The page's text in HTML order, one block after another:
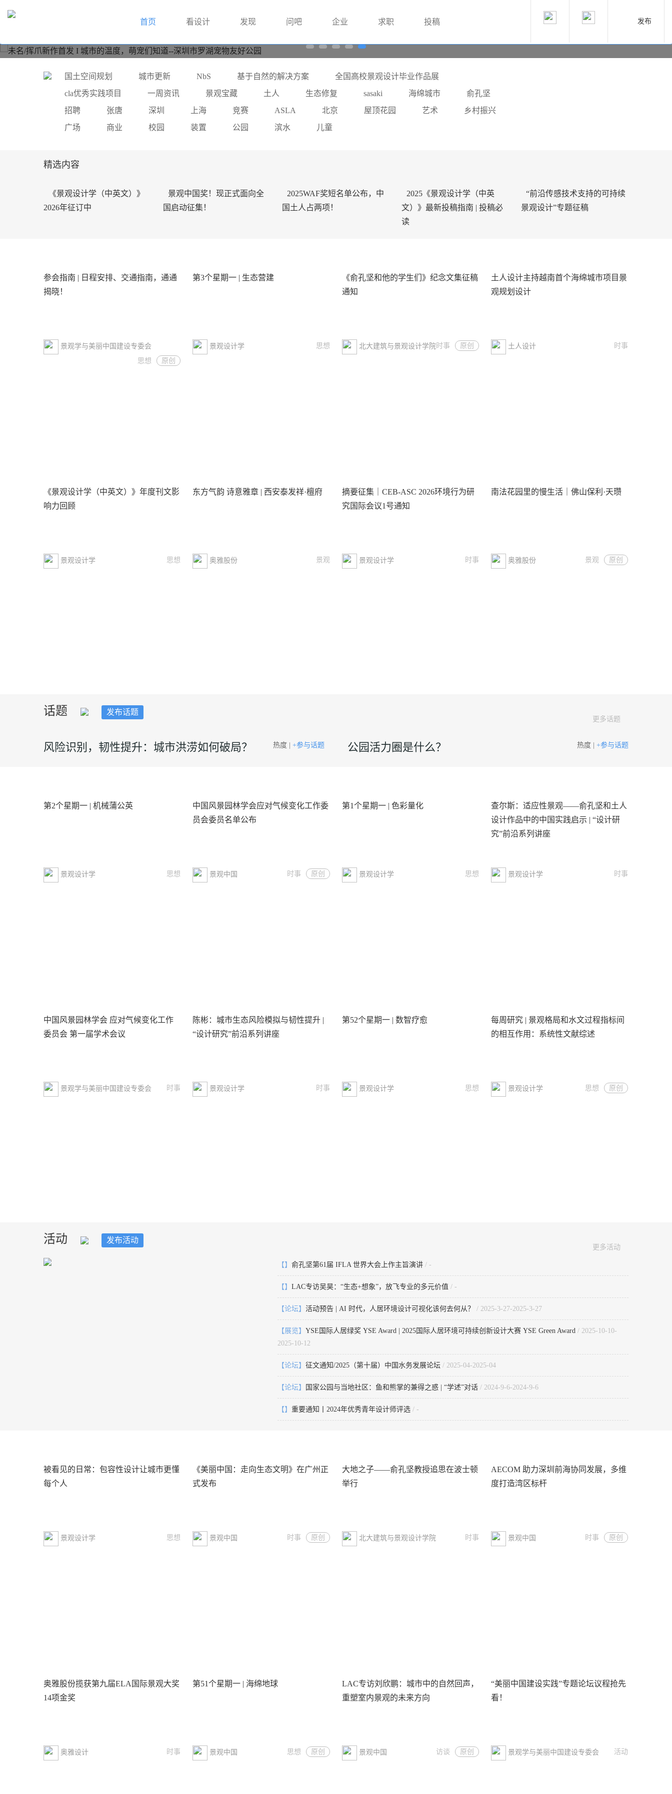
首页 看设计 发现 问吧 企业 求职 投稿 发布
未名/挥爪新作首发 I 城市的温度，萌宠们知道--深圳市罗湖宠物友好公园
国土空间规划 城市更新 NbS 基于自然的解决方案
全国高校景观设计毕业作品展
cla优秀实践项目
一周资讯 景观宝藏 土人 生态修复 sasaki 海绵城市
俞孔坚
招聘
张唐 深圳 上海 竞赛 ASLA 北京 屋顶花园 艺术
乡村振兴
广场
商业 校园 装置 公园 滨水 儿童
精选内容
《景观设计学（中英文）》
2026年征订中
景观中国奖！现正式面向全
国启动征集！
2025WAF奖短名单公布，中
国土人占两项！
2025《景观设计学（中英
文）》最新投稿指南 | 投稿必
读
“前沿传感技术支持的可持续
景观设计”专题征稿
参会指南 | 日程安排、交通指南，通通
揭晓！
景观学与美丽中国建设专委会
思想
原创
第3个星期一 | 生态营建
景观设计学 思想
《俞孔坚和他的学生们》纪念文集征稿
通知
北大建筑与景观设计学院时事 原创
土人设计主持越南首个海绵城市项目景
观规划设计
土人设计 时事
《景观设计学（中英文）》年度刊文影
响力回顾
景观设计学 思想
东方气韵 诗意雅章 | 西安泰发祥·檀府
奥雅股份 景观
摘要征集｜CEB-ASC 2026环境行为研
究国际会议1号通知
景观设计学 时事
南法花园里的慢生活｜佛山保利·天瓒
奥雅股份 景观 原创
话题 发布话题
更多话题
风险识别，韧性提升：城市洪涝如何破局？ 热度 | +参与话题 公园活力圈是什么？ 热度 | +参与话题
第2个星期一 | 机械蒲公英
景观设计学 思想
中国风景园林学会应对气候变化工作委
员会委员名单公布
景观中国 时事 原创
第1个星期一 | 色彩量化
景观设计学 思想
查尔斯：适应性景观——俞孔坚和土人
设计作品中的中国实践启示 | “设计研
究”前沿系列讲座
景观设计学 时事
中国风景园林学会 应对气候变化工作
委员会 第一届学术会议
景观学与美丽中国建设专委会 时事
陈彬：城市生态风险模拟与韧性提升 |
“设计研究”前沿系列讲座
景观设计学 时事
第52个星期一 | 数智疗愈
景观设计学 思想
每周研究 | 景观格局和水文过程指标间
的相互作用：系统性文献综述
景观设计学 思想 原创
活动 发布活动
更多活动
【】 俞孔坚第61届 IFLA 世界大会上作主旨演讲 / -
【】 LAC专访吴昊：“生态+想象”，放飞专业的多元价值 / -
【论坛】 活动预告 | AI 时代，人居环境设计可视化该何去何从？ / 2025-3-27-2025-3-27
【展览】 YSE国际人居绿奖 YSE Award | 2025国际人居环境可持续创新设计大赛 YSE Green Award / 2025-10-10-
2025-10-12
【论坛】 征文通知/2025（第十届）中国水务发展论坛 / 2025-04-2025-04
【论坛】 国家公园与当地社区：鱼和熊掌的兼得之惑 | “学述”对话 / 2024-9-6-2024-9-6
【】 重要通知丨2024年优秀青年设计师评选 / -
被看见的日常：包容性设计让城市更懂
每个人
景观设计学 思想
《美丽中国：走向生态文明》在广州正
式发布
景观中国 时事 原创
大地之子——俞孔坚教授追思在波士顿
举行
北大建筑与景观设计学院 时事
AECOM 助力深圳前海协同发展，多维
度打造湾区标杆
景观中国 时事 原创
奥雅股份揽获第九届ELA国际景观大奖
14项金奖
奥雅设计 时事
第51个星期一 | 海绵地球
景观中国 思想 原创
LAC专访刘欣鹏：城市中的自然回声，
重塑室内景观的未来方向
景观中国 访谈 原创
“美丽中国建设实践”专题论坛议程抢先
看！
景观学与美丽中国建设专委会 活动